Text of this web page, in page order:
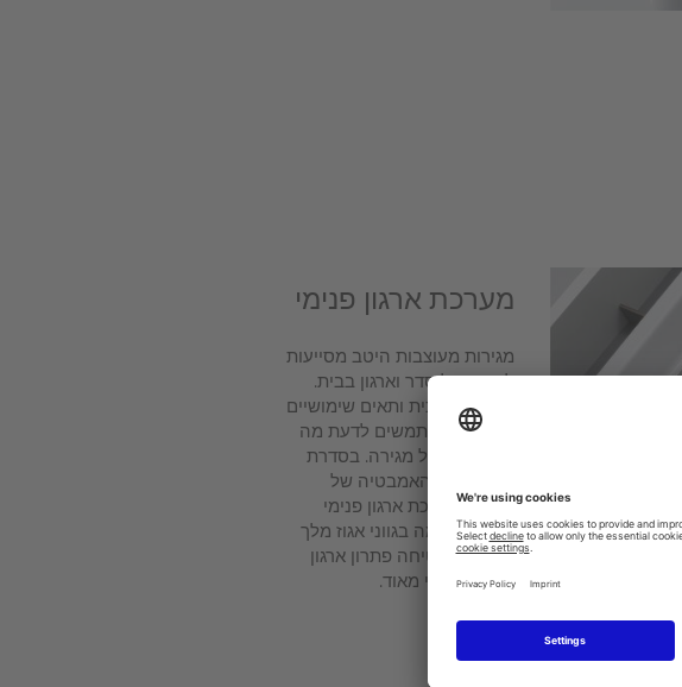
מערכת ארגון פנימי
מגירות מעוצבות היטב מסייעות
לשמור על סדר וארגון בבית.
מחיצות זכוכית ותאים שימושיים
עוזרים למשתמשים לדעת מה
מצוי בתוך כל מגירה. בסדרת
רהיטי חדר האמבטיה של
Delos, מערכת ארגון פנימי
חדשה וחכמה בגווני אגוז מלך
או אדר מבטיחה פתרון ארגון
פנימי איכותי מאוד.